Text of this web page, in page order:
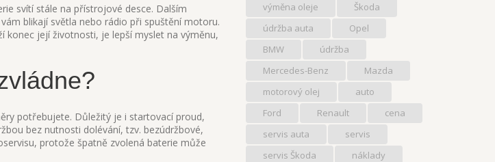
svítí stále na přístrojové desce. Dalším
blikají světla nebo rádio při spuštění motoru.
konec její životnosti, je lepší myslet na výměnu,
potřebujete. Důležitý je i startovací proud,
bez nutnosti dolévání, tzv. bezúdržbové,
protože špatně zvolená baterie může
výměna oleje
Škoda
údržba auta
Opel
BMW
údržba
Mercedes-Benz
Mazda
motorový olej
auto
Ford
Renault
cena
servis auta
servis
servis Škoda
náklady